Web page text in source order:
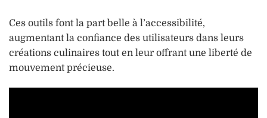
Ces outils font la part belle à l’accessibilité,
augmentant la confiance des utilisateurs dans leurs
créations culinaires tout en leur offrant une liberté de
mouvement précieuse.